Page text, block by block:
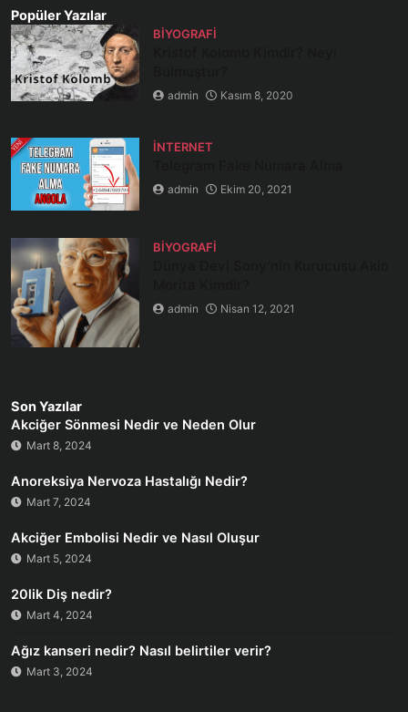
Popüler Yazılar
BIYOGRAFI
admin Kasım 8, 2020
İNTERNET
admin Ekim 20, 2021
BIYOGRAFI
admin Nisan 12, 2021
Son Yazılar
Akciğer Sönmesi Nedir ve Neden Olur
Mart 8, 2024
Anoreksiya Nervoza Hastalığı Nedir?
Mart 7, 2024
Akciğer Embolisi Nedir ve Nasıl Oluşur
Mart 5, 2024
20lik Diş nedir?
Mart 4, 2024
Ağız kanseri nedir? Nasıl belirtiler verir?
Mart 3, 2024